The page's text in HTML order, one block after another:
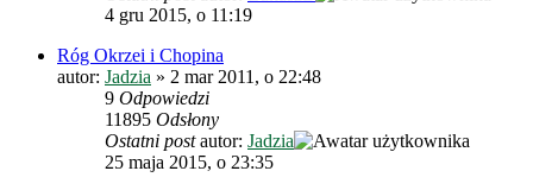
4 gru 2015, o 11:19
Róg Okrzei i Chopina
autor: Jadzia » 2 mar 2011, o 22:48
9 Odpowiedzi
11895 Odsłony
Ostatni postautor: Jadzia
25 maja 2015, o 23:35